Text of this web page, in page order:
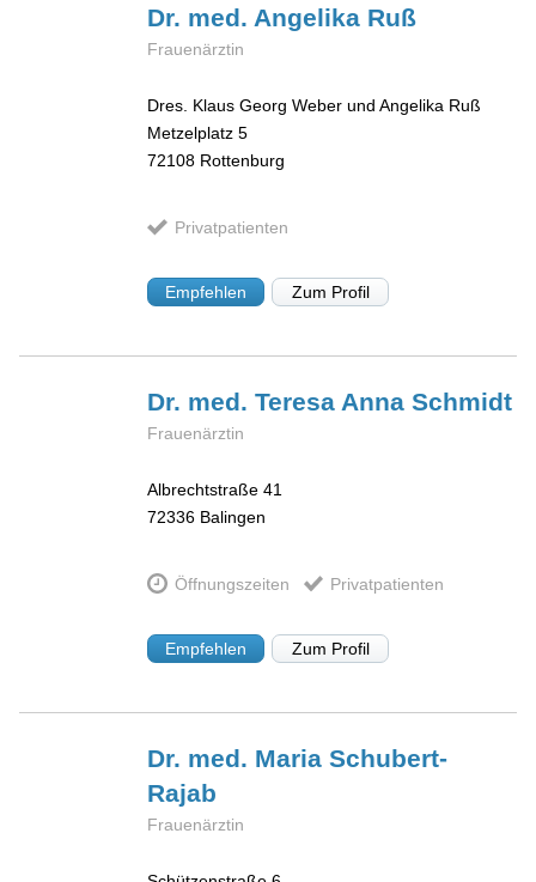
Dr. med. Angelika Ruß
Frauenärztin
Dres. Klaus Georg Weber und Angelika Ruß
Metzelplatz 5
72108 Rottenburg
Privatpatienten
Empfehlen Zum Profil
Dr. med. Teresa AnnaSchmidt
Frauenärztin
Albrechtstraße 41
72336 Balingen
Öffnungszeiten Privatpatienten
Empfehlen Zum Profil
Dr. med. MariaSchubert-
Rajab
Frauenärztin